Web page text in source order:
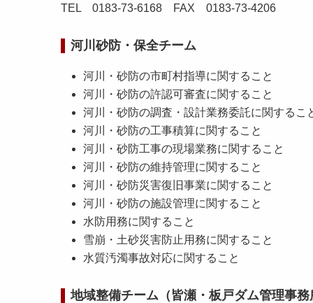
TEL 0183-73-6168 FAX 0183-73-4206
河川砂防・保全チーム
河川・砂防の市町村指導に関すること
河川・砂防の許認可審査に関すること
河川・砂防の調査・設計業務委託に関するこ
河川・砂防の工事積算に関すること
河川・砂防工事の現場業務に関すること
河川・砂防の維持管理に関すること
河川・砂防災害復旧事業に関すること
河川・砂防の施設管理に関すること
水防用務に関すること
雪崩・土砂災害防止用務に関すること
水質汚濁事故対応に関すること
地域整備チーム（皆瀬・板戸ダム管理事務